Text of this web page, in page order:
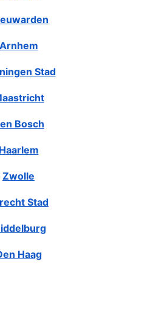
Arnhem
Stad
Bosch
Haarlem
Zwolle
Stad
Haag